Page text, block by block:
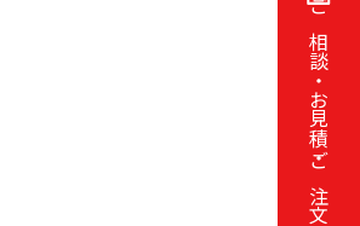
ご相談・お見積・ご注文